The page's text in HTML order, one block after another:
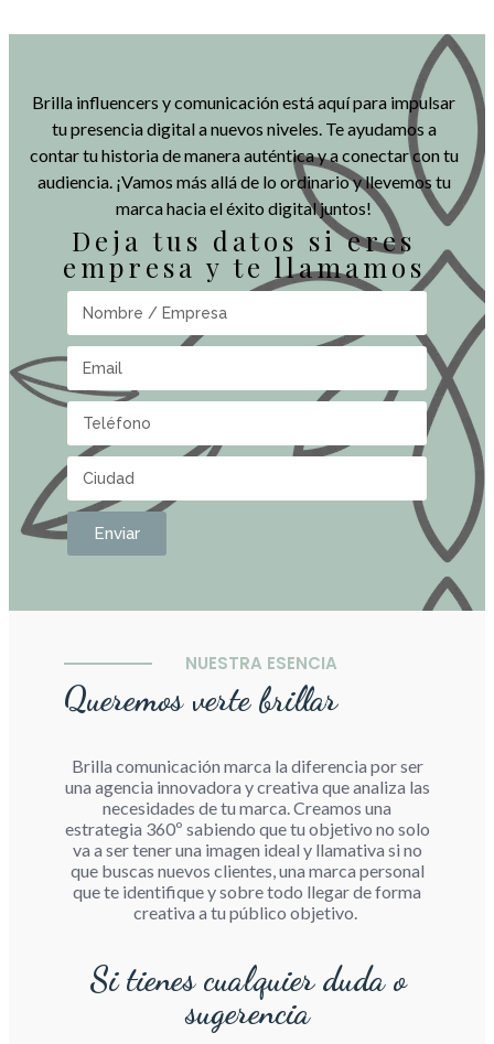
Brilla influencers y comunicación está aquí para impulsar
tu presencia digital a nuevos niveles. Te ayudamos a
contar tu historia de manera auténtica y a conectar con tu
audiencia. ¡Vamos más allá de lo ordinario y llevemos tu
marca hacia el éxito digital juntos!
Deja tus datos si eres
empresa y te llamamos
Enviar
NUESTRA ESENCIA
Queremos verte brillar
Brilla comunicación marca la diferencia por ser
una agencia innovadora y creativa que analiza las
necesidades de tu marca. Creamos una
estrategia 360º sabiendo que tu objetivo no solo
va a ser tener una imagen ideal y llamativa si no
que buscas nuevos clientes, una marca personal
que te identifique y sobre todo llegar de forma
creativa a tu público objetivo.
Si tienes cualquier duda o
sugerencia